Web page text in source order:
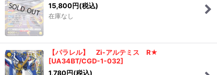
15,800円(税込)
在庫なし
【パラレル】 Zi-アルテミス R★
[UA34BT/CGD-1-032]
1,780円(税込)